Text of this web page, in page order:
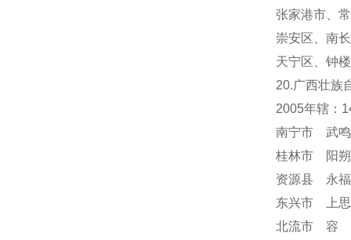
张家港市、
崇安区、南
天宁区
钟
20.广西壮族
2005年辖：
南宁市 武
桂林市 阳
资源县 永
东兴市 上
北流市 容